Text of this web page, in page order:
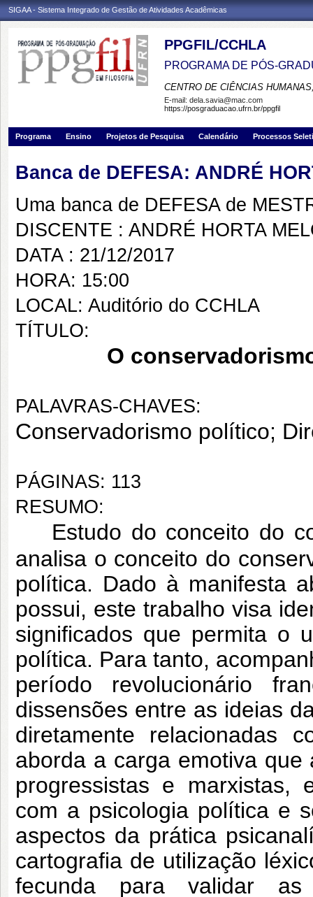
SIGAA - Sistema Integrado de Gestão de Atividades Acadêmicas
PPGFIL/CCHLA
PROGRAMA DE PÓS-
CENTRO DE CIÊNCIAS
E-mail: dela.savia@mac.com
https://posgraduacao.ufrn.br/ppgfil
Programa Ensino Projetos de Pesquisa Calendário Processos
Banca de DEFESA: ANDRÉ
Uma banca de DEFESA de
DISCENTE : ANDRÉ HORTA
DATA : 21/12/2017
HORA: 15:00
LOCAL: Auditório do CCHLA
TÍTULO:
O
PALAVRAS-CHAVES:
Conservadorismo político;
PÁGINAS: 113
RESUMO:
Estudo do conceito do
analisa o conceito do
política. Dado à manifesta
possui, este trabalho visa
significados que permita o
política. Para tanto,
período revolucionário
dissensões entre as ideias
diretamente relacionadas
aborda a carga emotiva
progressistas e marxistas,
com a psicologia política e
aspectos da prática
cartografia de utilização
fecunda para validar as